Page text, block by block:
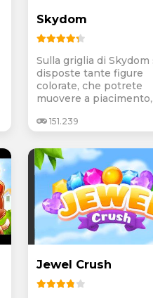
Skydom
Sulla griglia di Skydom
disposte tante figure
colorate, che potrete
muovere a
151.239
Jewel Crush